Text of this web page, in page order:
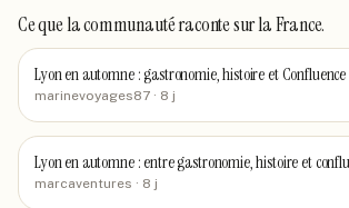
Ce que la communauté racontesur la France.
Lyon en automne : gastronomie, histoire et Confluence
marinevoyages87 · 8 j
Lyon en automne : entre gastronomie, histoire et
marcaventures · 8 j